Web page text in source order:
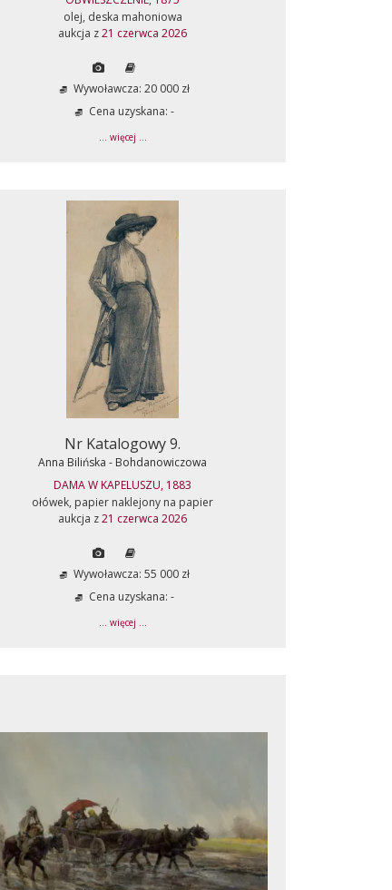
olej, deska mahoniowa
aukcja z21 czerwca 2026
Wywoławcza: 20 000 zł
Cena uzyskana: -
... więcej ...
Nr Katalogowy 9.
Anna Bilińska - Bohdanowiczowa
DAMA W KAPELUSZU, 1883
ołówek, papier naklejony na papier
aukcja z21 czerwca 2026
Wywoławcza: 55 000 zł
Cena uzyskana: -
... więcej ...